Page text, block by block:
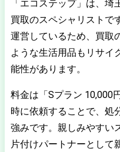
「エコステップ」は、埼
買取のスペシャリストで
運営しているため、買取
ような生活用品もリサイ
能性があります。
料金は「Sプラン 10,000
時に依頼することで、処
強みです。親しみやすい
片付けパートナーとして